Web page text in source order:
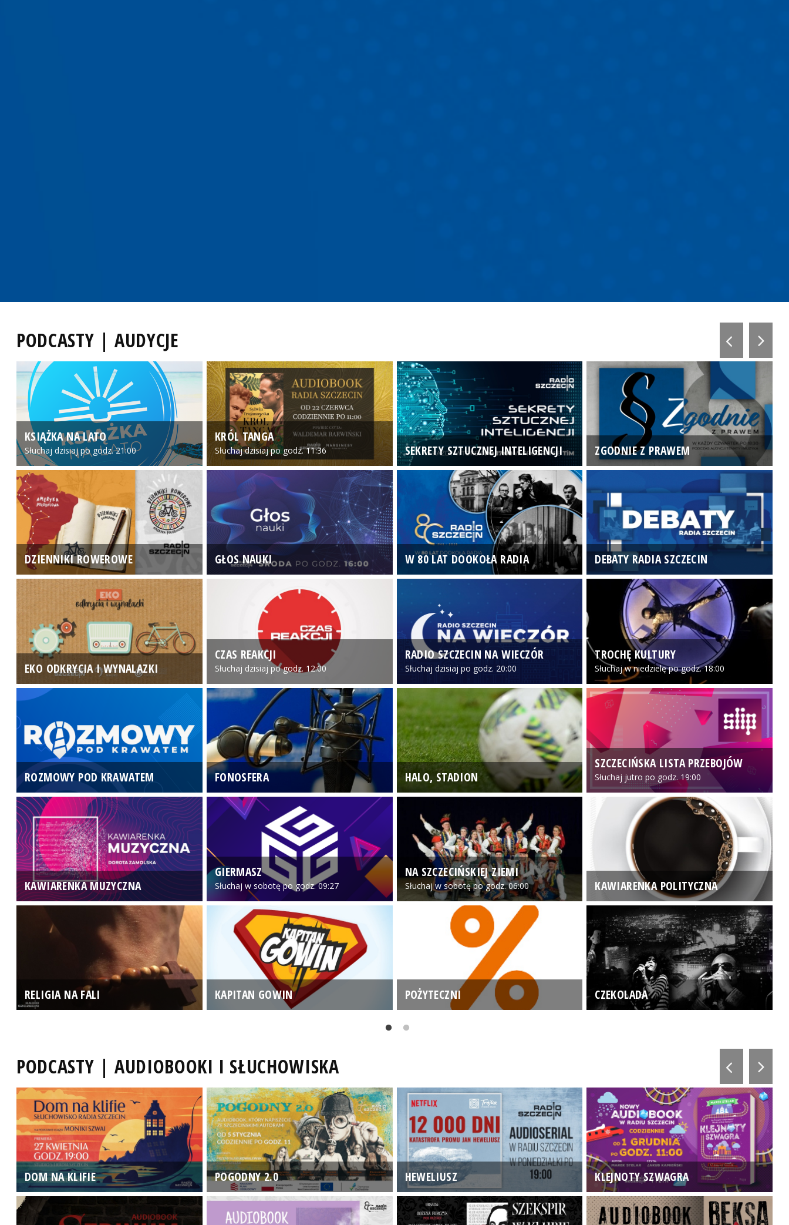
PODCASTY | AUDYCJE
KSIĄŻKA NA LATO
Słuchaj dzisiaj po godz. 21:00
KRÓL TANGA
Słuchaj dzisiaj po godz. 11:36 SEKRETY SZTUCZNEJ INTELIGENCJI ZGODNIE Z PRAWEM
DZIENNIKI ROWEROWE GŁOS NAUKI W 80 LAT DOOKOŁA RADIA DEBATY RADIA SZCZECIN
EKO ODKRYCIA I WYNALAZKI
CZAS REAKCJI
Słuchaj dzisiaj po godz. 12:00
RADIO SZCZECIN NA WIECZÓR
Słuchaj dzisiaj po godz. 20:00
TROCHĘ KULTURY
Słuchaj w niedzielę po godz. 18:00
ROZMOWY POD KRAWATEM FONOSFERA HALO, STADION
SZCZECIŃSKA LISTA PRZEBOJÓW
Słuchaj jutro po godz. 19:00
KAWIARENKA MUZYCZNA
GIERMASZ
Słuchaj w sobotę po godz. 09:27
NA SZCZECIŃSKIEJ ZIEMI
Słuchaj w sobotę po godz. 06:00 KAWIARENKA POLITYCZNA
RELIGIA NA FALI KAPITAN GOWIN POŻYTECZNI CZEKOLADA
PODCASTY | AUDIOBOOKI I SŁUCHOWISKA
DOM NA KLIFIE POGODNY 2.0 HEWELIUSZ KLEJNOTY SZWAGRA